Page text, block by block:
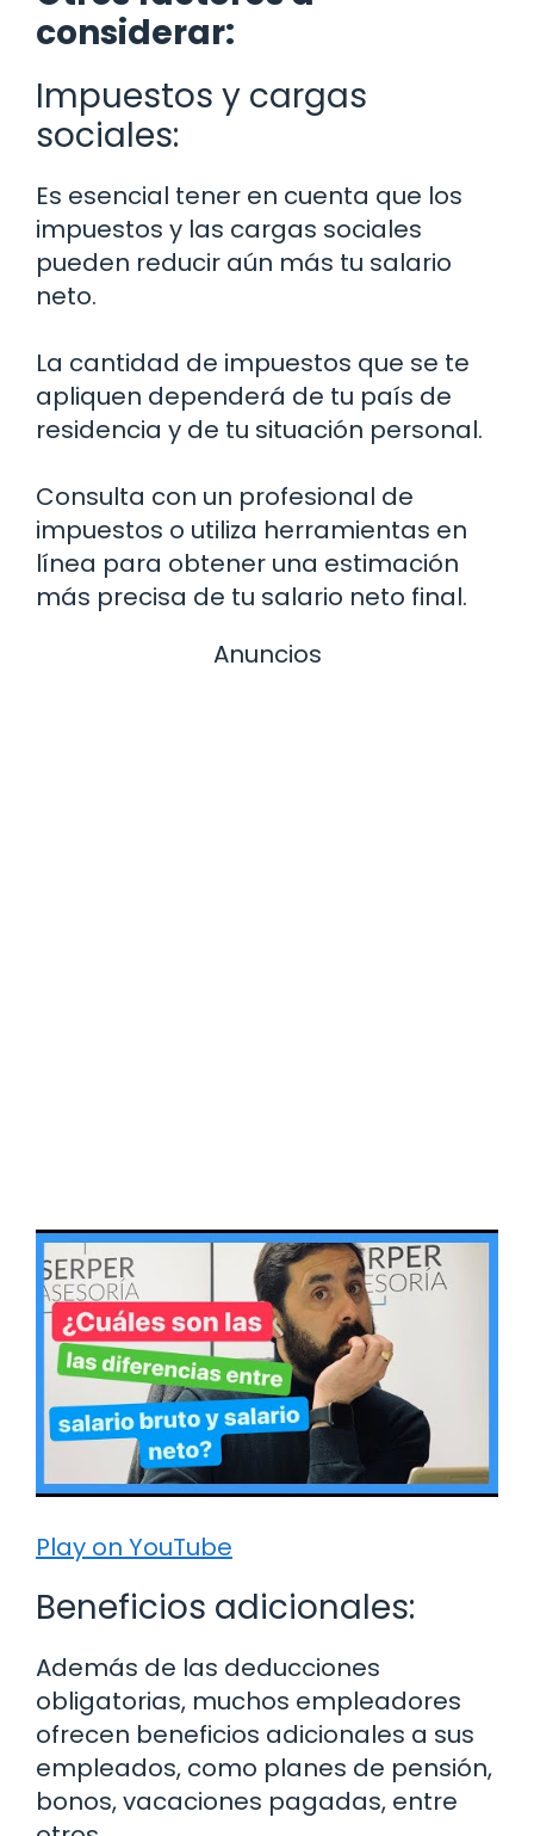
considerar:
Impuestos y cargas
sociales:
Es esencial tener en cuenta que los
impuestos y las cargas sociales
pueden reducir aún más tu salario
neto.
La cantidad de impuestos que se te
apliquen dependerá de tu país de
residencia y de tu situación personal.
Consulta con un profesional de
impuestos o utiliza herramientas en
línea para obtener una estimación
más precisa de tu salario neto final.
Anuncios
Play on YouTube
Beneficios adicionales:
Además de las deducciones
obligatorias, muchos empleadores
ofrecen beneficios adicionales a sus
empleados, como planes de pensión,
bonos, vacaciones pagadas, entre